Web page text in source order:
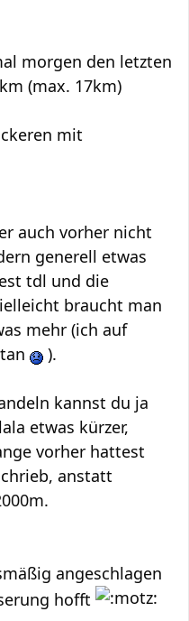
morgen den letzten
(max. 17km)
mit
auch vorher nicht
generell etwas
tdl und die
braucht man
mehr (ich auf
).
kannst du ja
etwas kürzer,
vorher hattest
anstatt
angeschlagen
hofft